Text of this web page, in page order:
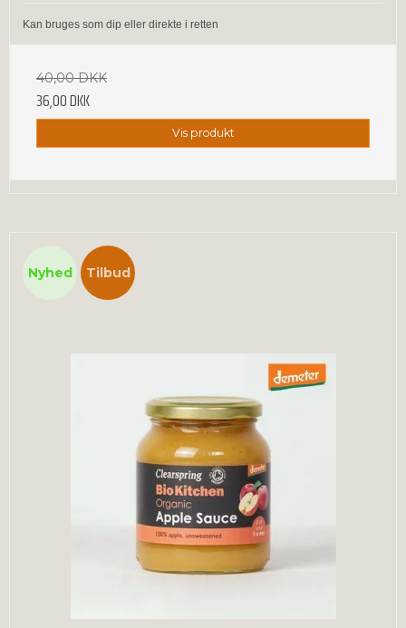
Kan bruges som dip eller direkte i retten
40,00 DKK
36,00 DKK
Vis produkt
Nyhed Tilbud